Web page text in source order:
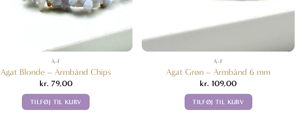
A-F
Agat Blonde – Armbånd Chips
kr. 79,00
TILFØJ TIL KURV
A-F
Agat Grøn – Armbånd 6 mm
kr. 109,00
TILFØJ TIL KURV